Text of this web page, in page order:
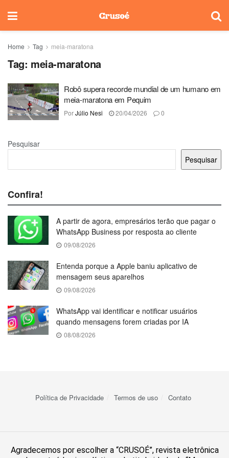
Home Tag meia-maratona
Tag: meia-maratona
Robô supera recorde mundial de um humano em
meia-maratona em Pequim
PorJúlio Nesi 20/04/2026 0
Pesquisar
Pesquisar
Confira!
A partir de agora, empresários terão que pagar o
WhatsApp Business por resposta ao cliente
09/08/2026
Entenda porque a Apple baniu aplicativo de
mensagem seus aparelhos
09/08/2026
WhatsApp vai identificar e notificar usuários
quando mensagens forem criadas por IA
08/08/2026
Política de Privacidade Termos de uso Contato
Agradecemos por escolher a “CRUSOÉ”, revista eletrônica